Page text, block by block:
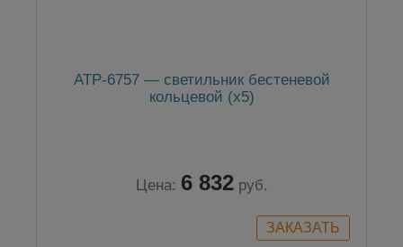
АТР-6757 — cветильник бестеневой
кольцевой (x5)
Цена: 6 832 руб.